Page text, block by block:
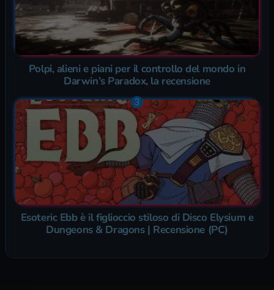
Polpi, alieni e piani per il controllo del mondo in
Darwin’s Paradox, la recensione
Esoteric Ebb è il figlioccio stiloso di Disco Elysium e
Dungeons & Dragons | Recensione (PC)